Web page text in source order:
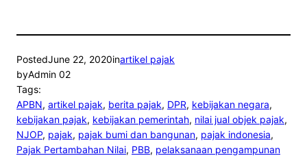
PostedJune 22, 2020inartikel pajak
byAdmin 02
Tags:
APBN, artikel pajak, berita pajak, DPR, kebijakan negara
kebijakan pajak, kebijakan pemerintah, nilai jual objek pajak
NJOP, pajak, pajak bumi dan bangunan, pajak indonesia
Pajak Pertambahan Nilai, PBB, pelaksanaan pengampunan